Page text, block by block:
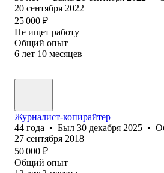
20 сентября 2022
25 000 ₽
Не ищет работу
Общий опыт
6 лет 10 месяцев
Журналист-копирайтер
44 года • Был 30 декабря 2025 •
27 сентября 2018
50 000 ₽
Общий опыт